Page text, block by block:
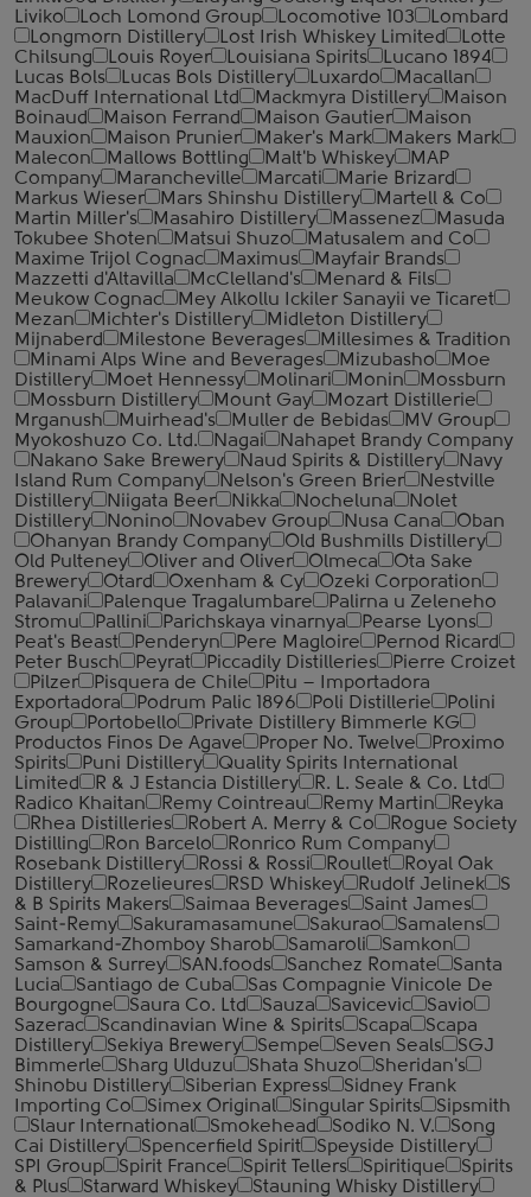
Liviko
Loch Lomond Group Locomotive 103
Lombard
Longmorn Distillery
Lost Irish Whiskey Limited
Lotte
Chilsung
Louis Royer Louisiana Spirits
Lucano 1894
Lucas Bols
Lucas Bols Distillery Luxardo
Macallan
MacDuff International Ltd
Mackmyra Distillery
Maison
Boinaud
Maison Ferrand Maison Gautier
Maison
Mauxion
Maison Prunier Maker's Mark
Makers Mark
Malecon
Mallows Bottling Malt'b Whiskey
MAP
Company
Marancheville Marcati
Marie Brizard
Markus Wieser
Mars Shinshu Distillery
Martell & Co
Martin Miller's
Masahiro Distillery Massenez
Masuda
Tokubee Shoten
Matsui Shuzo
Matusalem and Co
Maxime Trijol Cognac
Maximus
Mayfair Brands
Mazzetti d'Altavilla
McClelland's
Menard & Fils
Meukow Cognac
Mey Alkollu Ickiler Sanayii ve Ticaret
Mezan
Michter's Distillery
Midleton Distillery
Mijnaberd
Milestone Beverages
Millesimes & Tradition
Minami Alps Wine and Beverages
Mizubasho
Moe
Distillery
Moet Hennessy Molinari Monin
Mossburn
Mossburn Distillery
Mount Gay
Mozart Distillerie
Mrganush
Muirhead's Muller de Bebidas
MV Group
Myokoshuzo Co. Ltd.
Nagai
Nahapet Brandy Company
Nakano Sake Brewery
Naud Spirits & Distillery
Navy
Island Rum Company
Nelson's Green Brier
Nestville
Distillery
Niigata Beer Nikka Nocheluna
Nolet
Distillery
Nonino Novabev Group Nusa Cana
Oban
Ohanyan Brandy Company
Old Bushmills Distillery
Old Pulteney
Oliver and Oliver Olmeca
Ota Sake
Brewery
Otard Oxenham & Cy
Ozeki Corporation
Palavani
Palenque Tragalumbare
Palirna u Zeleneho
Stromu
Pallini Parichskaya vinarnya
Pearse Lyons
Peat's Beast
Penderyn Pere Magloire
Pernod Ricard
Peter Busch
Peyrat Piccadily Distilleries
Pierre Croizet
Pilzer
Pisquera de Chile
Pitu – Importadora
Exportadora
Podrum Palic 1896 Poli Distillerie
Polini
Group
Portobello
Private Distillery Bimmerle KG
Productos Finos De Agave
Proper No. Twelve
Proximo
Spirits
Puni Distillery
Quality Spirits International
Limited
R & J Estancia Distillery
R. L. Seale & Co. Ltd
Radico Khaitan
Remy Cointreau Remy Martin
Reyka
Rhea Distilleries
Robert A. Merry & Co
Rogue Society
Distilling
Ron Barcelo
Ronrico Rum Company
Rosebank Distillery
Rossi & Rossi Roullet
Royal Oak
Distillery
Rozelieures RSD Whiskey Rudolf Jelinek
S
& B Spirits Makers
Saimaa Beverages
Saint James
Saint-Remy
Sakuramasamune Sakurao
Samalens
Samarkand-Zhomboy Sharob
Samaroli
Samkon
Samson & Surrey
SAN.foods Sanchez Romate
Santa
Lucia
Santiago de Cuba
Sas Compagnie Vinicole De
Bourgogne
Saura Co. Ltd Sauza Savicevic
Savio
Sazerac
Scandinavian Wine & Spirits Scapa
Scapa
Distillery
Sekiya Brewery Sempe Seven Seals
SGJ
Bimmerle
Sharg Ulduzu Shata Shuzo
Sheridan's
Shinobu Distillery
Siberian Express
Sidney Frank
Importing Co
Simex Original Singular Spirits
Sipsmith
Slaur International
Smokehead Sodiko N. V.
Song
Cai Distillery
Spencerfield Spirit
Speyside Distillery
SPI Group
Spirit France Spirit Tellers Spiritique
Spirits
& Plus
Starward Whiskey
Stauning Whisky Distillery